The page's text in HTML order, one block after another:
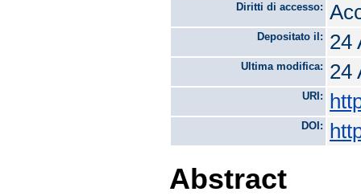
Diritti di accesso:
Depositato il: 24
Ultima modifica: 24
URI:
DOI:
Abstract